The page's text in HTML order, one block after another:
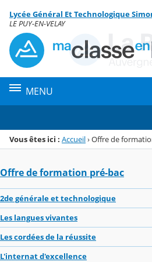
Menu de la rubrique
Contenu
Lycée Général Et Technologique
LE PUY-EN-VELAY
MENU
Vous êtes ici : Accueil›Offre de
Offre de formation pré-bac
2de générale et technologique
Les langues vivantes
Les cordées de la réussite
L'internat d'excellence